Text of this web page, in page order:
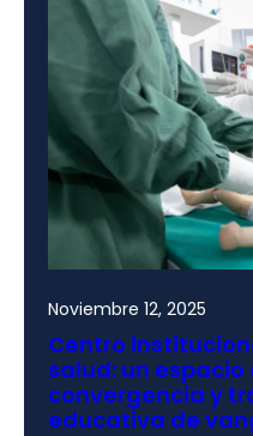
Noviembre 12, 2025
Centro
salud: un
convergencia y
educativa de